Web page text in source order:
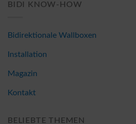
BIDI KNOW-HOW
Bidirektionale Wallboxen
Installation
Magazin
Kontakt
BELIEBTE THEMEN